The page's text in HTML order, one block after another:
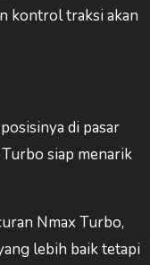
kontrol traksi akan
di pasar
siap menarik
Nmax Turbo,
lebih baik tetapi